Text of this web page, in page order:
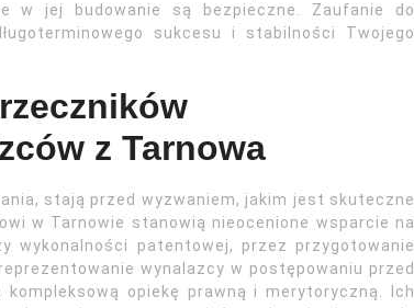
w jej budowanie są bezpieczne. Zaufanie do
sukcesu i stabilności Twojego
z Tarnowa
stają przed wyzwaniem, jakim jest skuteczne
w Tarnowie stanowią nieocenione wsparcie na
wykonalności patentowej, przez przygotowanie
wynalazcy w postępowaniu przed
opiekę prawną i merytoryczną. Ich